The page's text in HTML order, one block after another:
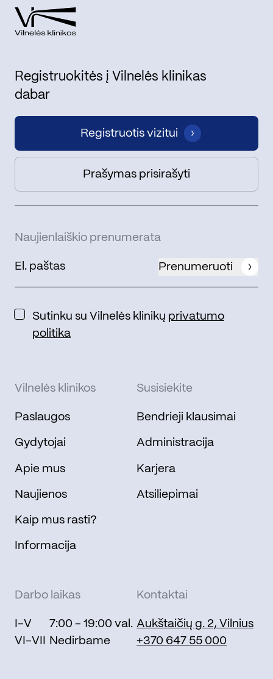
Registruokitės į Vilnelės klinikas
dabar
Registruotis vizitui
Prašymas prisirašyti
Naujienlaiškio prenumerata
Prenumeruoti
Sutinku su Vilnelės klinikų privatumo
politika
Vilnelės klinikos
Paslaugos
Gydytojai
Apie mus
Naujienos
Kaip mus rasti?
Informacija
Susisiekite
Bendrieji klausimai
Administracija
Karjera
Atsiliepimai
Darbo laikas
I-V
7:00 - 19:00 val.
VI-VII
Nedirbame
Kontaktai
Aukštaičių g. 2, Vilnius
+370 647 55 000